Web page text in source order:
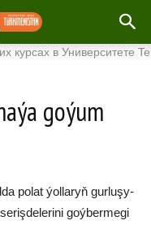
в Университете
go­ýum
po­lat ýol­la­ryň gur­lu­şy­
goý­ber­me­gi